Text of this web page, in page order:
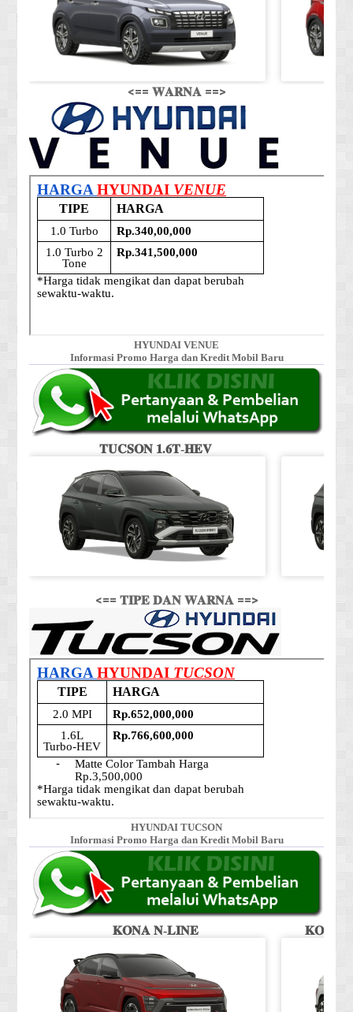
<== 𝐖𝐀𝐑𝐍𝐀 ==>
HYUNDAI VENUE
Informasi Promo Harga dan Kredit Mobil Baru
𝐓𝐔𝐂𝐒𝐎𝐍 𝟏.𝟔𝐓-𝐇𝐄𝐕
<== 𝐓𝐈𝐏𝐄 𝐃𝐀𝐍 𝐖𝐀𝐑𝐍𝐀 ==>
HYUNDAI TUCSON
Informasi Promo Harga dan Kredit Mobil Baru
𝐊𝐎𝐍𝐀 𝐍-𝐋𝐈𝐍𝐄 𝐊𝐎𝐍𝐀